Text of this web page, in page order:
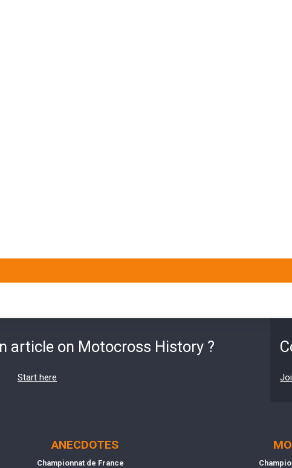
article on Motocross History ?
Start here
ANECDOTES
Championnat de France